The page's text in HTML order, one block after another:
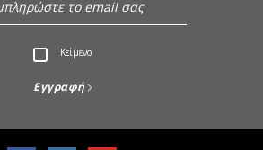
πελατών
Κείμενο
Εγγραφή